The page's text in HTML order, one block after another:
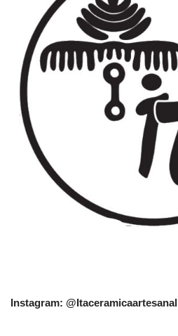
Instagram: @Itaceramicaartesanal